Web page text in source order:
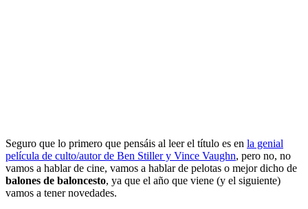
Seguro que lo primero que pensáis al leer el título es en la genial
película de culto/autor de Ben Stiller y Vince Vaughn, pero no, no
vamos a hablar de cine, vamos a hablar de pelotas o mejor dicho de
balones de baloncesto, ya que el año que viene (y el siguiente)
vamos a tener novedades.